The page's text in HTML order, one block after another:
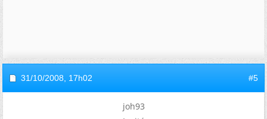
31/10/2008, 17h02 #5
joh93